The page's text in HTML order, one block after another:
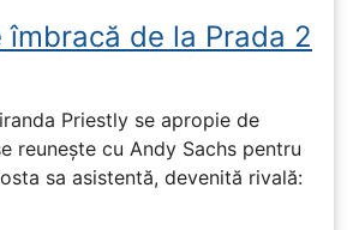
îmbracă de la Prada 2
Priestly se apropie de
reunește cu Andy Sachs pentru
sa asistentă, devenită rivală: